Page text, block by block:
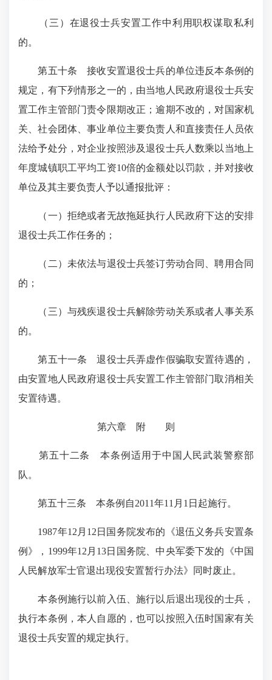
（三）在退役士兵安置工作中利用职权谋取私利
的。
第五十条接收安置退役士兵的单位违反本条例的
规定，有下列情形之一的，由当地人民政府退役士兵安
置工作主管部门责令限期改正；逾期不改的，对国家机
关、社会团体、事业单位主要负责人和直接责任人员依
法给予处分，对企业按照涉及退役士兵人数乘以当地上
年度城镇职工平均工资10倍的金额处以罚款，并对接收
单位及其主要负责人予以通报批评：
（一）拒绝或者无故拖延执行人民政府下达的安排
退役士兵工作任务的；
（二）未依法与退役士兵签订劳动合同、聘用合同
的；
（三）与残疾退役士兵解除劳动关系或者人事关系
的。
第五十一条退役士兵弄虚作假骗取安置待遇的，
由安置地人民政府退役士兵安置工作主管部门取消相关
安置待遇。
第六章 附 则
第五十二条本条例适用于中国人民武装警察部
队。
第五十三条 本条例自2011年11月1日起施行。
1987年12月12日国务院发布的《退伍义务兵安置条
例》，1999年12月13日国务院、中央军委下发的《中国
人民解放军士官退出现役安置暂行办法》同时废止。
本条例施行以前入伍、施行以后退出现役的士兵，
执行本条例，本人自愿的，也可以按照入伍时国家有关
退役士兵安置的规定执行。